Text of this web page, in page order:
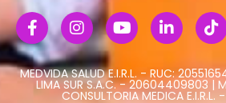
MEDVIDA SALUD E.I.R.L. - RUC:
LIMA SUR S.A.C. - 20604409803 |
CONSULTORIA MEDICA E.I.R.L.